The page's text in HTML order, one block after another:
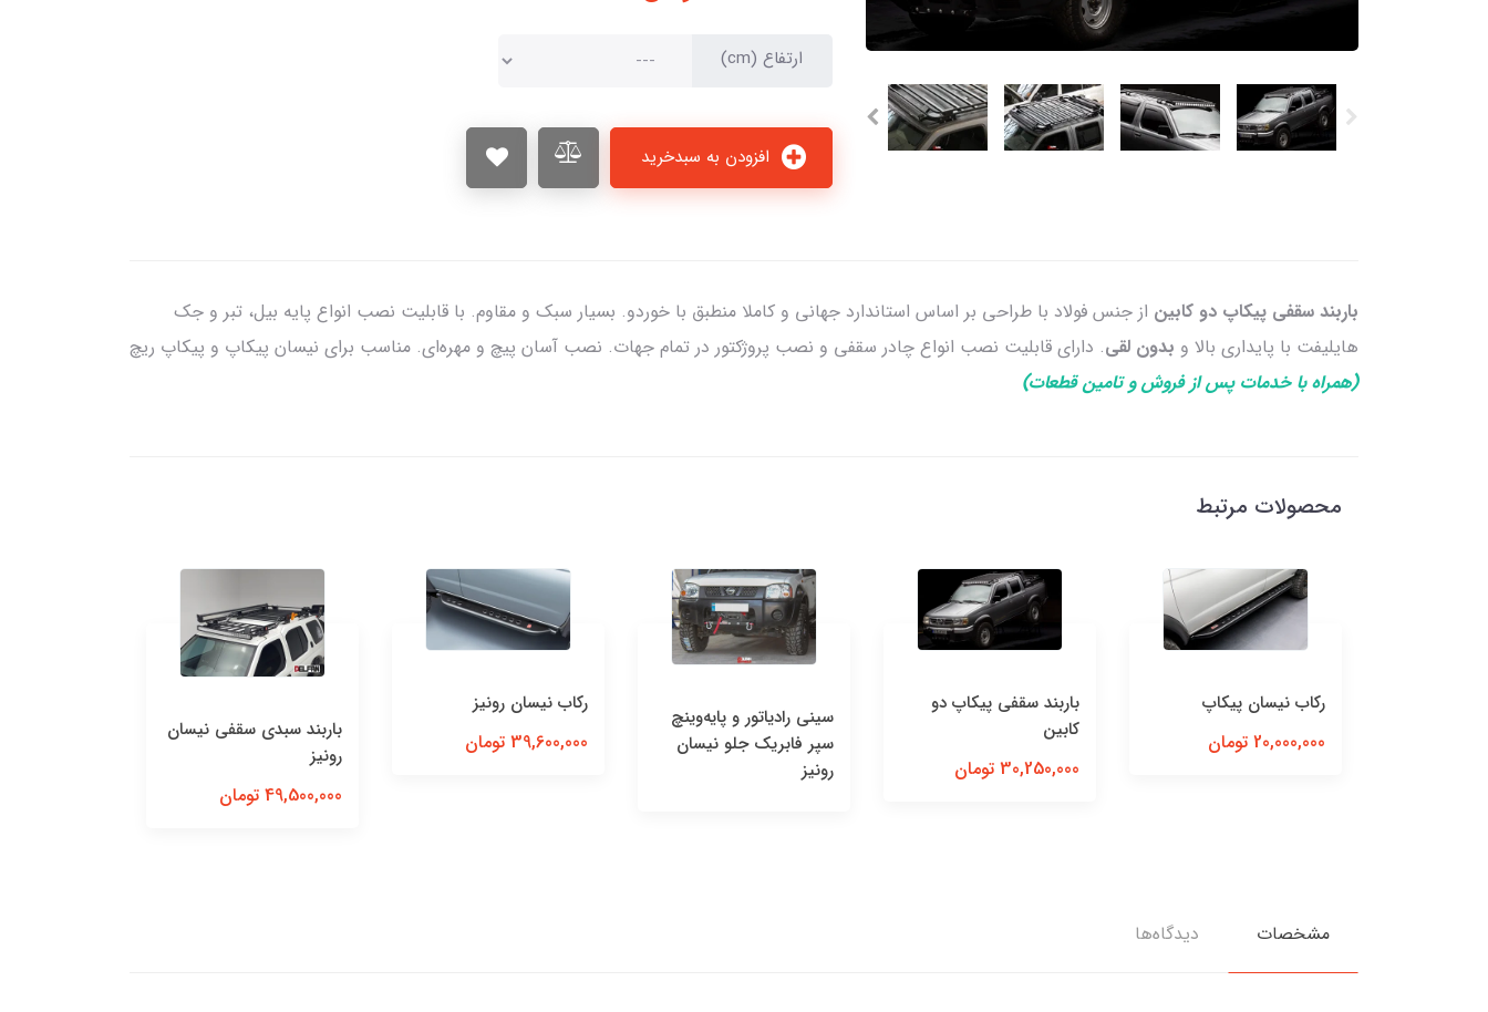
ارتفاع (cm)
باربند سقفی پیکاپ دو کابین از جنس فولاد با طراحی بر اساس استاندارد جهانی و کاملا منطبق با خوردو. بسیار سبک و مقاوم. با قابلیت نصب انواع پایه بیل، تبر و جک
هایلیفت با پایداری بالا و بدون لقی. دارای قابلیت نصب انواع چادر سقفی و نصب پروژکتور در تمام جهات. نصب آسان پیچ و مهره‌ای. مناسب برای نیسان پیکاپ و پیکاپ ریچ
(همراه با خدمات پس از فروش و تامین قطعات)
محصولات مرتبط
باربند سقفی پیکاپ دو
کابین
سینی رادیاتور و پایه‌وینچ
رونیز
39,600,000 تومان
باربند سبدی سقفی نیسان
رونیز
رونیز نیتروگس
مشخصات دیدگاه‌ها